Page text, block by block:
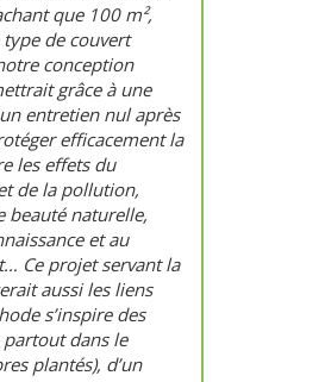
que 100 m²,
de couvert
conception
grâce à une
entretien nul après
efficacement la
les effets du
de la pollution,
beauté naturelle,
et au
Ce projet servant la
aussi les liens
s’inspire des
dans le
plantés), d’un